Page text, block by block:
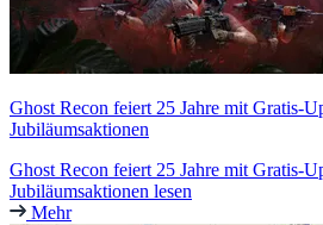
Ghost Recon feiert 25 Jahre mit Gratis-
Jubiläumsaktionen
Ghost Recon feiert 25 Jahre mit Gratis-
Jubiläumsaktionen lesen
Mehr